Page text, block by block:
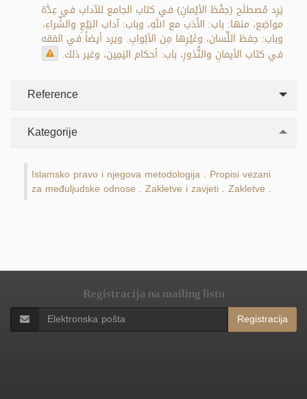
يَرِد مُصطلَح (حِفْظ الأيْمانِ) في كتاب الجامع للآداب في عِدَّة
مواضِع، منها: باب: الأَدَب مع اللهِ، وباب: آداب البَيْعِ والشِّراءِ،
وباب: حِفظ اللِّسان، وغَيْرِها مِن الأبْوابِ. ويرِد أيضاً في الفقه
في كتاب الأيمانِ والنُّذورِ، باب: أحكام اليَمِين، وغير ذلك.
Reference
Kategorije
Islamsko pravo i njegova metodologija Propisi vezani
za međuljudske odnose Zakletve i zavjeti Zakletve
Registracija na mailing listu
Registracija